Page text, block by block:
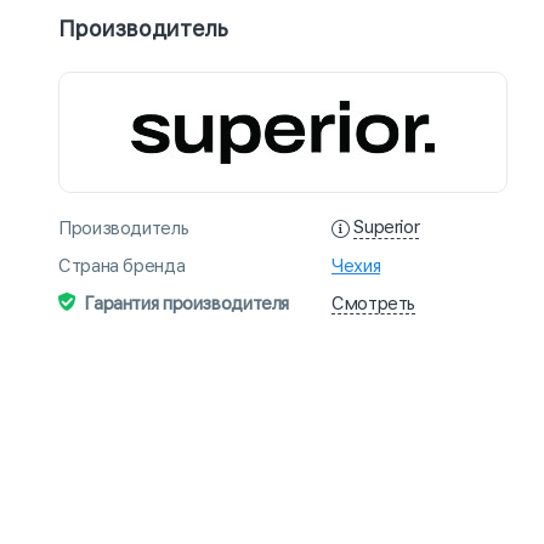
Производитель
Производитель
Superior
Страна бренда
Чехия
Гарантия производителя
Смотреть